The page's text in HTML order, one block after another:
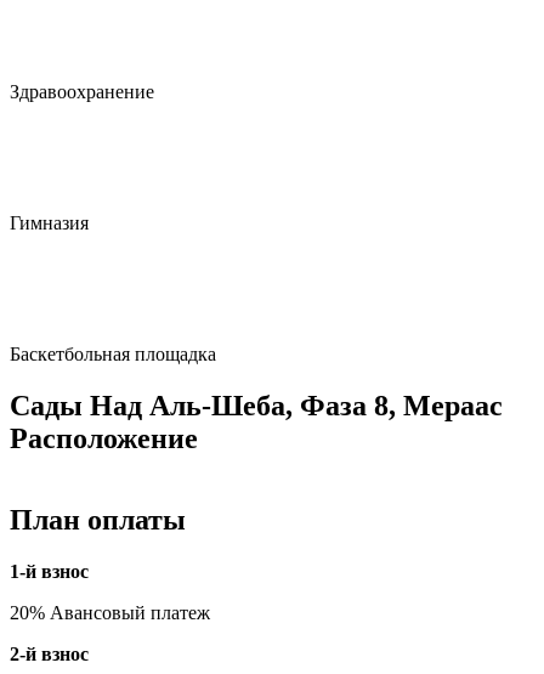
Здравоохранение
Гимназия
Баскетбольная площадка
Сады Над Аль-Шеба, Фаза 8, Мераас
Расположение
План оплаты
1-й взнос
20% Авансовый платеж
2-й взнос